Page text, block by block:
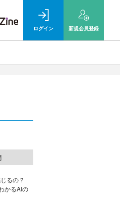
ログイン 新規会員登録
じるの？
かるAIの